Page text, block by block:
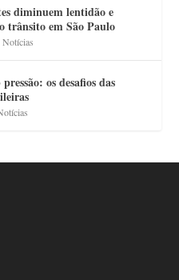
diminuem lentidão e
trânsito em São Paulo
,Notícias
os desafios das